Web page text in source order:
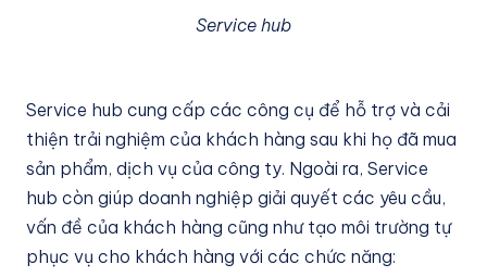
Service hub
Service hub cung cấp các công cụ để hỗ trợ và cải
thiện trải nghiệm của khách hàng sau khi họ đã mua
sản phẩm, dịch vụ của công ty. Ngoài ra, Service
hub còn giúp doanh nghiệp giải quyết các yêu cầu,
vấn đề của khách hàng cũng như tạo môi trường tự
phục vụ cho khách hàng với các chức năng: